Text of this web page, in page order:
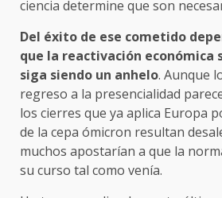
ciencia determine que son
Del éxito de ese cometido
que la reactivación económica
siga siendo un anhelo. Aunque
regreso a la presencialidad
los cierres que ya aplica Europa
de la cepa ómicron resultan
muchos apostarían a que la
su curso tal como venía.